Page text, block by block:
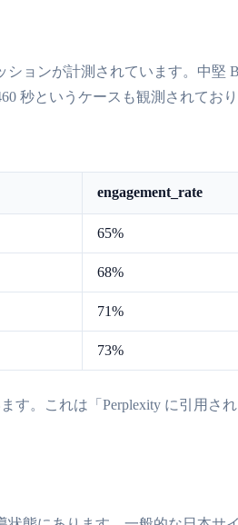
ョンが計測されています。中堅
秒というケースも観測されてお
engagement_rate
65%
68%
71%
73%
す。これは「Perplexity に引用